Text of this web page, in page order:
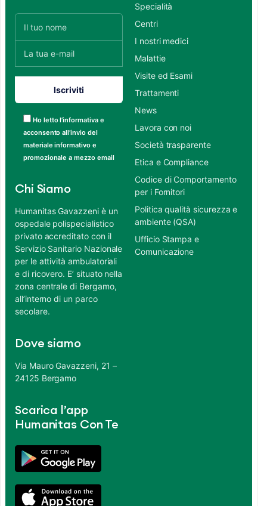
Ho letto l’informativa e
acconsento all’invio del
materiale informativo e
promozionale a mezzo email
Chi Siamo
Humanitas Gavazzeni è un
ospedale polispecialistico
privato accreditato con il
Servizio Sanitario Nazionale
per le attività ambulatoriali
e di ricovero. E’ situato nella
zona centrale di Bergamo,
all’interno di un parco
secolare.
Dove siamo
Via Mauro Gavazzeni, 21 –
24125 Bergamo
Scarica l’app
Humanitas Con Te
Specialità
Centri
I nostri medici
Malattie
Visite ed Esami
Trattamenti
News
Lavora con noi
Società trasparente
Etica e Compliance
Codice di Comportamento
per i Fornitori
Politica qualità sicurezza e
ambiente (QSA)
Ufficio Stampa e
Comunicazione